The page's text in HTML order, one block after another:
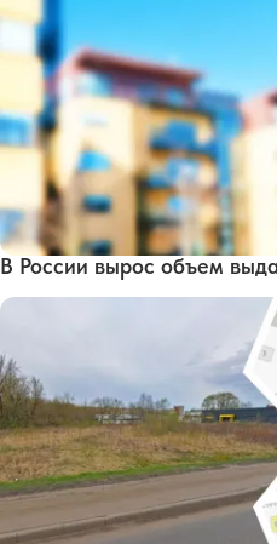
В России вырос объем